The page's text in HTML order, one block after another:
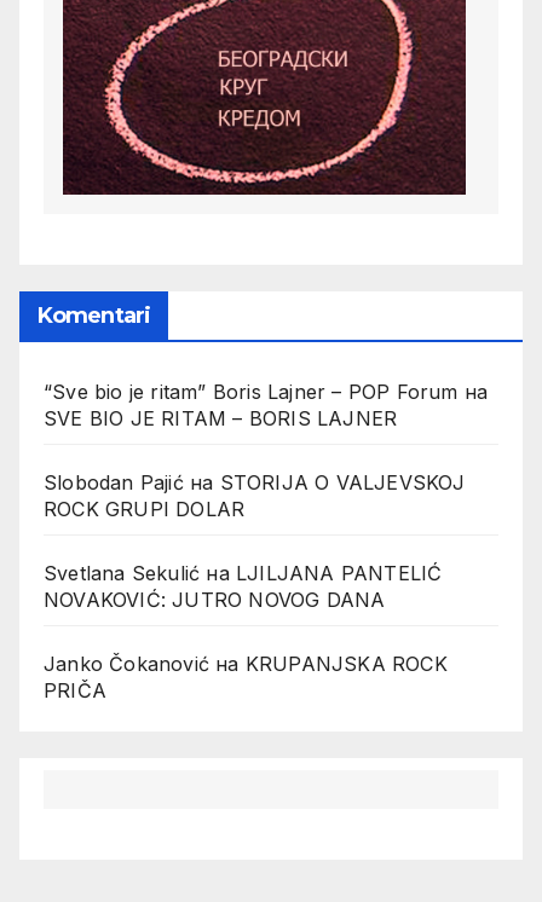
Komentari
“Sve bio je ritam” Boris Lajner – POP Forum на
SVE BIO JE RITAM – BORIS LAJNER
Slobodan Pajićна STORIJA O VALJEVSKOJ
ROCK GRUPI DOLAR
Svetlana Sekulić на LJILJANA PANTELIĆ
NOVAKOVIĆ: JUTRO NOVOG DANA
Janko Čokanović на KRUPANJSKA ROCK
PRIČA